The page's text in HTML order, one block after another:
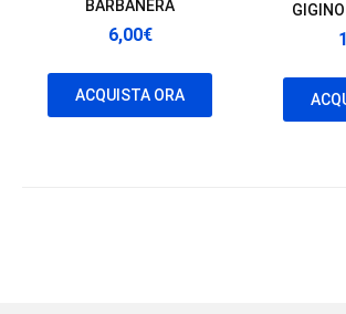
BARBANERA
6,00€
ACQUISTA ORA